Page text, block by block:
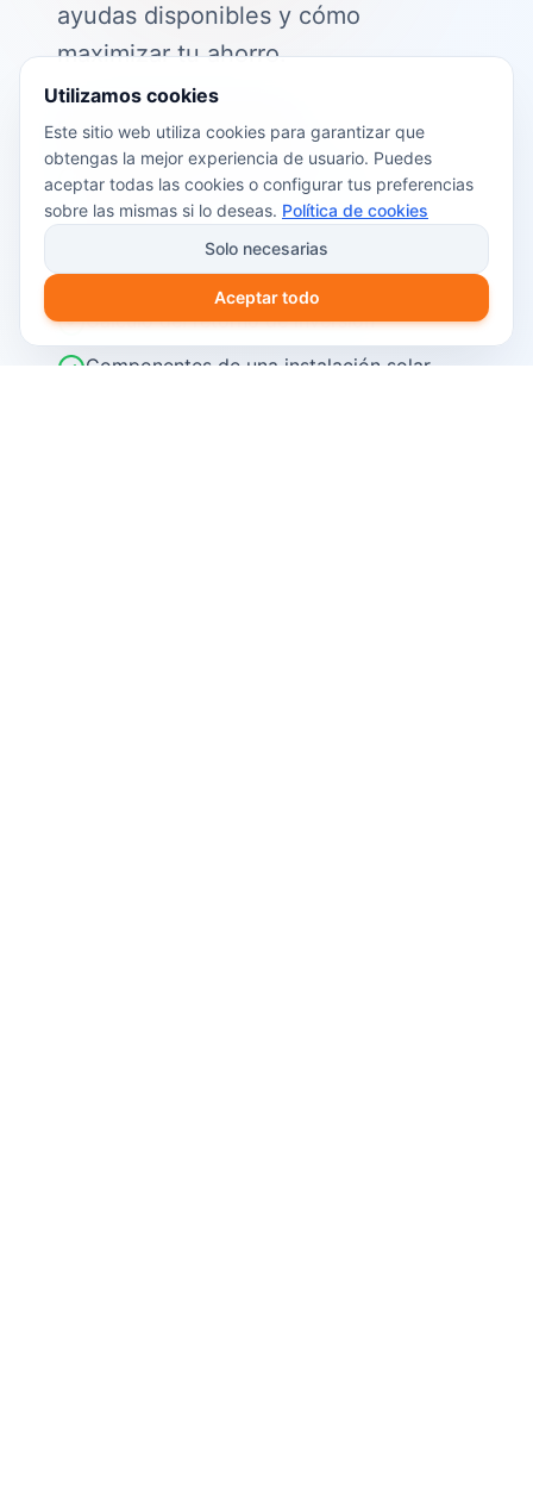
ayudas disponibles y cómo
maximizar tu ahorro.
📖 Contenido de la guía:
Cómo funciona el autoconsumo
fotovoltaico
Ayudas y subvenciones disponibles en
2026
Cálculo del retorno de inversión
Componentes de una instalación solar
Utilizamos cookies
Este sitio web utiliza cookies para garantizar que
obtengas la mejor experiencia de usuario. Puedes
aceptar todas las cookies o configurar tus preferencias
sobre las mismas si lo deseas. Política de cookies
Solo necesarias
Aceptar todo